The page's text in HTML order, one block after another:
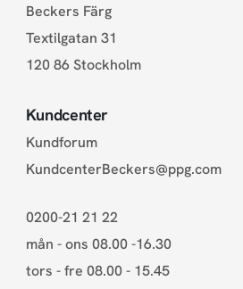
Beckers Färg
Textilgatan 31
120 86 Stockholm
Kundcenter
Kundforum
KundcenterBeckers@ppg.com
0200-21 21 22
mån - ons 08.00 -16.30
tors - fre 08.00 - 15.45